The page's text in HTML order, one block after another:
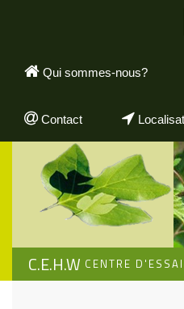
Qui sommes-nous?
Contact
C.E.H.W CENTRE